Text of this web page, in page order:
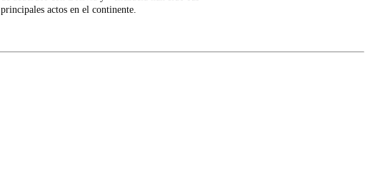
principales actos en el continente.